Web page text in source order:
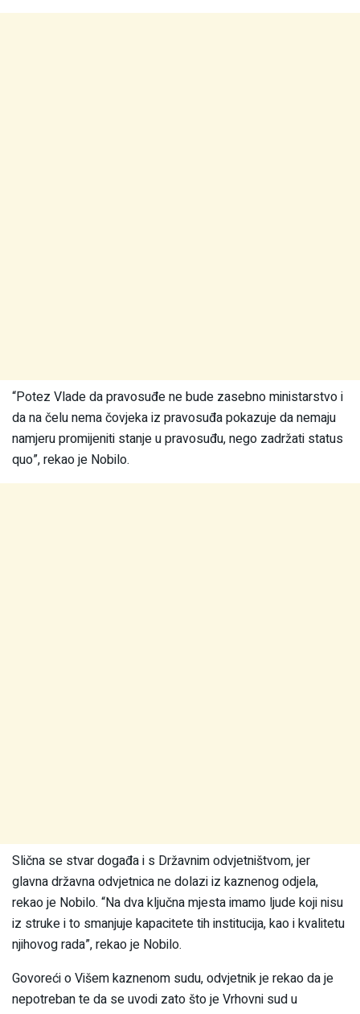
“Potez Vlade da pravosuđe ne bude zasebno ministarstvo i
da na čelu nema čovjeka iz pravosuđa pokazuje da nemaju
namjeru promijeniti stanje u pravosuđu, nego zadržati status
quo”, rekao je Nobilo.
Slična se stvar događa i s Državnim odvjetništvom, jer
glavna državna odvjetnica ne dolazi iz kaznenog odjela,
rekao je Nobilo. “Na dva ključna mjesta imamo ljude koji nisu
iz struke i to smanjuje kapacitete tih institucija, kao i kvalitetu
njihovog rada”, rekao je Nobilo.
Govoreći o Višem kaznenom sudu, odvjetnik je rekao da je
nepotreban te da se uvodi zato što je Vrhovni sud u